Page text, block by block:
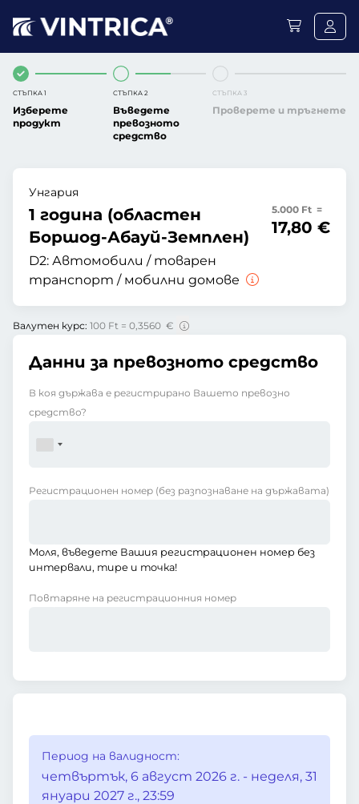
СТЪПКА 1
Изберете
продукт
СТЪПКА 2
Въведете
превозното
средство
СТЪПКА 3
Проверете и тръгнете
Унгария
1 година (областен
Боршод-Абауй-Земплен)
D2: Автомобили / товарен
транспорт / мобилни домове
5.000 Ft =
17,80 €
Валутен курс: 100 Ft = 0,3560 €
Данни за превозното средство
В коя държава е регистрирано Вашето превозно
средство?
Регистрационен номер (без разпознаване на държавата)
Моля, въведете Вашия регистрационен номер без
интервали, тире и точка!
Повтаряне на регистрационния номер
Период на валидност:
четвъртък, 6 август 2026 г. - неделя, 31
януари 2027 г., 23:59